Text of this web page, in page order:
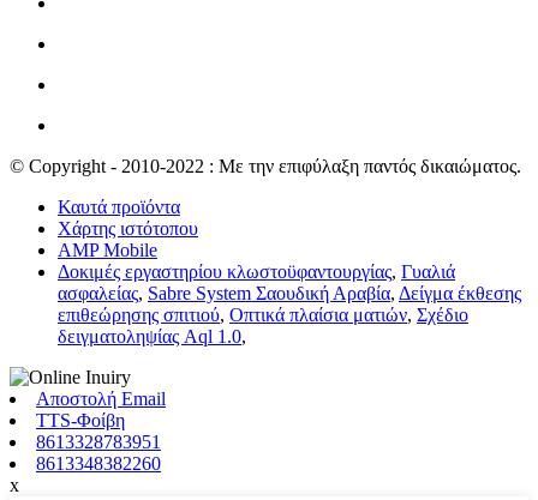
© Copyright - 2010-2022 : Με την επιφύλαξη παντός δικαιώματος.
Καυτά προϊόντα
Χάρτης ιστότοπου
AMP Mobile
Δοκιμές εργαστηρίου κλωστοϋφαντουργίας, Γυαλιά
ασφαλείας, Sabre System Σαουδική Αραβία, Δείγμα έκθεσης
επιθεώρησης σπιτιού, Οπτικά πλαίσια ματιών, Σχέδιο
δειγματοληψίας Aql 1.0,
Αποστολή Email
TTS-Φοίβη
8613328783951
8613348382260
x